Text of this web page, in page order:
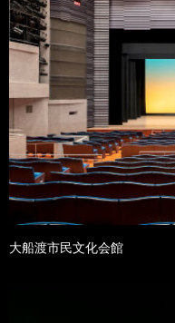
大船渡市民文化会館